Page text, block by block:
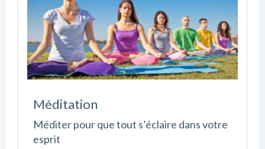
Méditation
Méditer pour que tout s’éclaire dans votre
esprit